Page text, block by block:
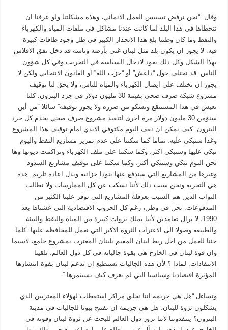
وقال: “نحن نرفض تسييس العمل الانمائي، وهذه مشكلتنا ولو عرفنا ان
نتخطاها في هذا البلد لما كانت عندنا مشاكل في ملفات المياه والكهرباء
والنفط وما كان وطننا بلغ هذا الانحدار الكبير في ظل وجود طاقات كبيرة
فيه. لا يجوز ان يكون بلد مثل لبنان غني بأرضه وناسه قد دخل نفق الافلاس
بهذا الشكل وكل ذلك يعود لادخال السياسة في التخريب وفي كل شؤون
الناس. قد نختلف حول “داعش” أو “حزب الله” او القانون الانتخابي ولكن لا
يجوز ان نختلف على ايصال الكهرباء والمياه للناس، ولا يحق لنا توقيف
مشروع شبكة صرف صحي بقيمة 30 مليون دولار في جرد البترون. كلنا
نعيش في هذا المستنقع ونشكو من ضرره ولا يجوز توقيفه” سائلا “من أين
سنؤمن 30 مليون دولار مرة اخرى لتنفيذ مشروع صرف صحي يخدم كل جرد
البترون. كيف يمكن ان نقف اليوم مكتوفي الايدي امام توقيف هذا المشروع
وغدا سنبكي عليه، تماما كما سكتنا على عدم تمرير مشاريع النفط واليوم
نبكي عليها وسنبكي اكثر، وكما سكتنا على ملف الكهرباء وتراكمت ديونها وها
نحن اليوم نبكي وسنبكي أكثر، وكما سكتنا على توقيف مشاريع السدود
وغيرها من المشاريع التي سندفع عنها بنودا جزائية وبدل اعادة تلزيم. هذه
هي التجربة ونحن سبب ذلك لأننا نسكت عن كل الممارسات ولا نطالب
النواب الذين هم السبب بعرقلة المشاريع التي توفر علينا الكثير من
المدفوعات. نحن في وطن، رغم كل الحروب الاقتصادية التي عشناها بعد
1990، لا نزال صامدين لأننا نملك ثروات كثيرة من المياه والنفط والبيئة
والطبيعة وصولا الى الاغتراب الثروة الاكبر التي نعمل للمحافظة عليها. كلما
جئنا للعمل من اجل ربط لبنان المقيم بلبنان المغترب بمشروع جامع، لاسيما
وان قوة لبنان في الخارج هي بقوة جالياته في كل دول العالم، تلقينا
الانتقادات. لماذا ؟ لأن هذه الجاليات تستطيع ان تدعم لبنان بقوة انتشارها
المؤثرة اقتصاديا وسياسيا التي لم نعرف كيف نستثمرها.”
وتساءل “هل هي جريمة اننا نخلق مراكز استقطاب لهؤلاء المغتربين الذي
يشكلون ثروة للبنان، هل هي جريمة ان نفتتح بيوتا للجاليات في مدينة
البترون؟ ينتقدوننا لاننا نزور دول العالم للبحث عن ثروة لبنان وقوته في